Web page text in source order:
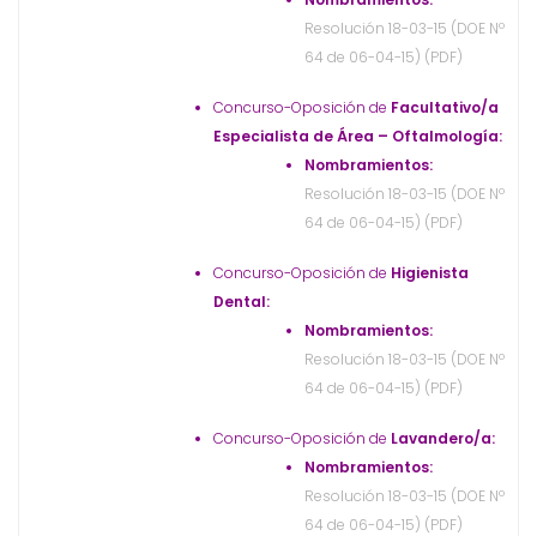
Resolución 18-03-15 (DOE Nº
64 de 06-04-15) (PDF)
Concurso-Oposición de Facultativo/a
Especialista de Área – Oftalmología:
Nombramientos:
Resolución 18-03-15 (DOE Nº
64 de 06-04-15) (PDF)
Concurso-Oposición de Higienista
Dental:
Nombramientos:
Resolución 18-03-15 (DOE Nº
64 de 06-04-15) (PDF)
Concurso-Oposición de Lavandero/a:
Nombramientos:
Resolución 18-03-15 (DOE Nº
64 de 06-04-15) (PDF)